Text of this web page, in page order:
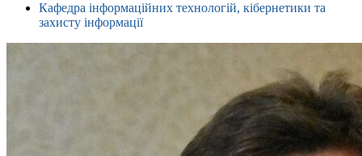
Кафедра інформаційних технологій, кібернетики та
захисту інформації